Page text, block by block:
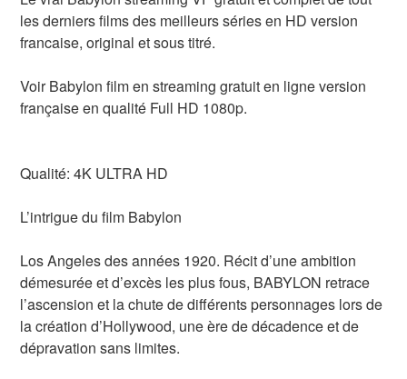
les derniers films des meilleurs séries en HD version
francaise, original et sous titré.
Voir Babylon film en streaming gratuit en ligne version
française en qualité Full HD 1080p.
Qualité: 4K ULTRA HD
L’intrigue du film Babylon
Los Angeles des années 1920. Récit d’une ambition
démesurée et d’excès les plus fous, BABYLON retrace
l’ascension et la chute de différents personnages lors de
la création d’Hollywood, une ère de décadence et de
dépravation sans limites.